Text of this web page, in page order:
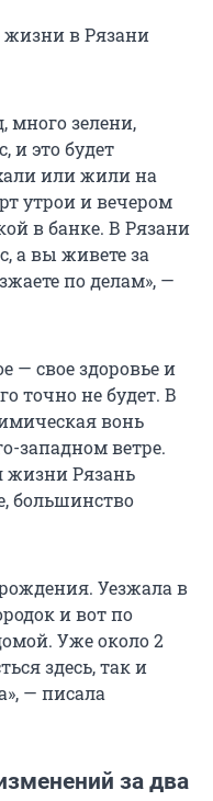
в Рязани
много зелени,
и это будет
или жили на
утрои и вечером
в банке. В Рязани
а вы живете за
по делам», —
— свое здоровье и
точно не будет. В
вонь
западном ветре.
жизни Рязань
большинство
Уезжала в
и вот по
Уже около 2
здесь, так и
— писала
за два